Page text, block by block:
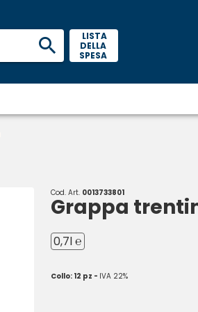
LISTA
DELLA
SPESA
Cod. Art. 0013733801
Grappa
0,7l ℮
Collo: 12 pz - IVA 22%